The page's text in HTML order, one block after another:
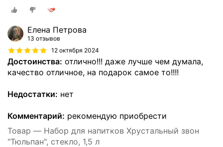
Елена Петрова
13 отзывов
12 октября 2024
Достоинства: отлично!!! даже лучше чем думала,
качество отличное, на подарок самое то!!!!
Недостатки: нет
Комментарий: рекомендую приобрести
Товар — Набор для напитков Хрустальный звон
"Тюльпан", стекло, 1,5 л